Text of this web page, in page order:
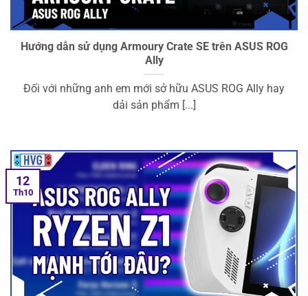
Hướng dẫn sử dụng Armoury Crate SE trên ASUS ROG
Ally
Đối với những anh em mới sở hữu ASUS ROG Ally hay
dải sản phẩm [...]
12
Th10